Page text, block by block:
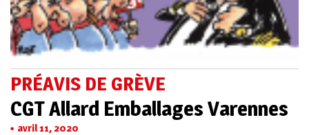
PRÉAVIS DE GRÈVE
CGT Allard Emballages Varennes
avril 11, 2020